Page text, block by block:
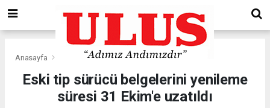
Anasayfa Gündem
Eski tip sürücü belgelerini yenileme
süresi 31 Ekim'e uzatıldı